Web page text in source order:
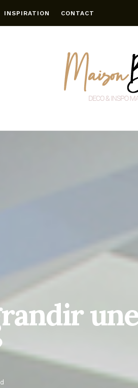
INSPIRATION CONTACT